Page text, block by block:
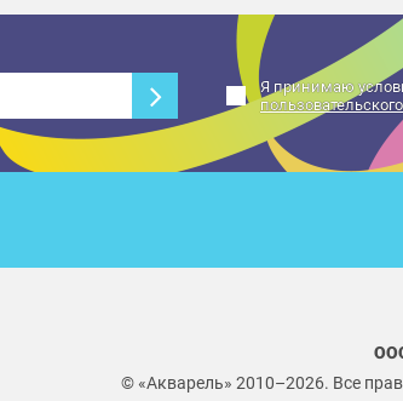
Я принимаю
© «Акварель» 2010–2026. Все